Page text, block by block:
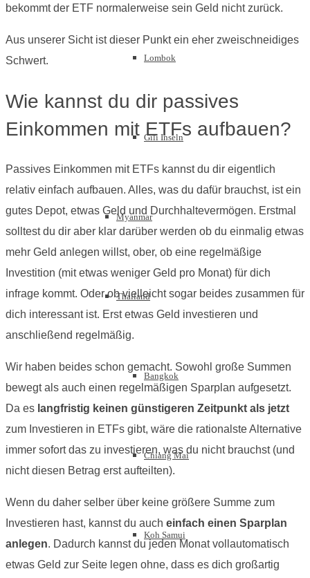
Lombok
Gili Inseln
Myanmar
Thailand
Bangkok
Chiang Mai
Koh Samui
bekommt der ETF normalerweise sein Geld nicht zurück.
Aus unserer Sicht ist dieser Punkt ein eher zweischneidiges
Schwert.
Wie kannst du dir passives
Einkommen mit ETFs aufbauen?
Passives Einkommen mit ETFs kannst du dir eigentlich
relativ einfach aufbauen. Alles, was du dafür brauchst, ist ein
gutes Depot, etwas Geld und Durchhaltevermögen. Erstmal
solltest du dir aber klar darüber werden ob du einmalig etwas
mehr Geld anlegen willst, ober, ob eine regelmäßige
Investition (mit etwas weniger Geld pro Monat) für dich
infrage kommt. Oder ob vielleicht sogar beides zusammen für
dich interessant ist. Erst etwas Geld investieren und
anschließend regelmäßig.
Wir haben beides schon gemacht. Sowohl große Summen
bewegt als auch einen regelmäßigen Sparplan aufgesetzt.
Da es langfristig keinen günstigeren Zeitpunkt als jetzt
zum Investieren in ETFs gibt, wäre die rationalste Alternative
immer sofort das zu investieren, was du nicht brauchst (und
nicht diesen Betrag erst aufteilten).
Wenn du daher selber über keine größere Summe zum
Investieren hast, kannst du auch einfach einen Sparplan
anlegen. Dadurch kannst du jeden Monat vollautomatisch
etwas Geld zur Seite legen ohne, dass es dich großartig